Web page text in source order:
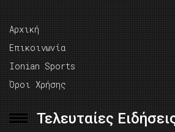
Αρχική
Επικοινωνία
Ionian Sports
Όροι Χρήσης
Τελευταίες